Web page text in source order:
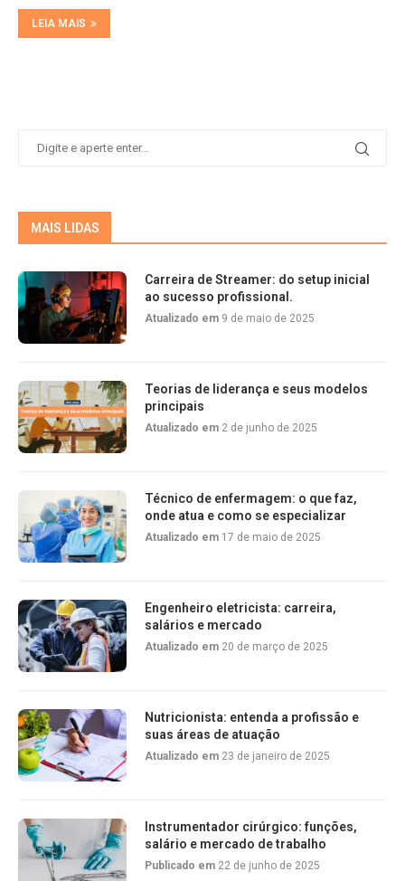
LEIA MAIS
MAIS LIDAS
Carreira de Streamer: do setup inicial
ao sucesso profissional.
Atualizado em 9 de maio de 2025
Teorias de liderança e seus modelos
principais
Atualizado em 2 de junho de 2025
Técnico de enfermagem: o que faz,
onde atua e como se especializar
Atualizado em 17 de maio de 2025
Engenheiro eletricista: carreira,
salários e mercado
Atualizado em 20 de março de 2025
Nutricionista: entenda a profissão e
suas áreas de atuação
Atualizado em 23 de janeiro de 2025
Instrumentador cirúrgico: funções,
salário e mercado de trabalho
Publicado em 22 de junho de 2025